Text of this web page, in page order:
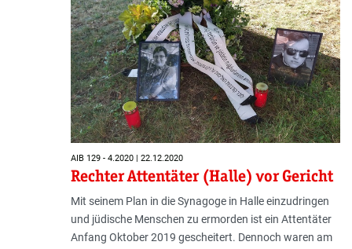
AIB 129 - 4.2020 | 22.12.2020
Rechter Attentäter (Halle) vor Gericht
Mit seinem Plan in die Synagoge in Halle einzudringen
und jüdische Menschen zu ermorden ist ein Attentäter
Anfang Oktober 2019 gescheitert. Dennoch waren am